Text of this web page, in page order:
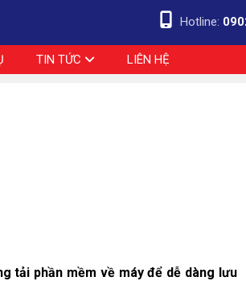
Hotline:
TIN TỨC LIÊN HỆ
tải phần mềm về máy để dễ dàng lưu